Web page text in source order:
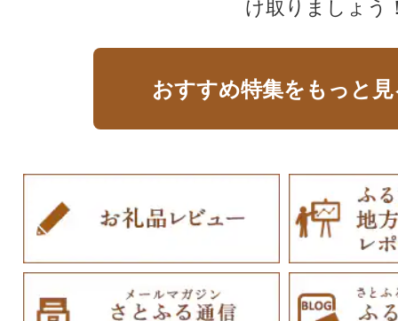
け取りましょう
おすすめ特集をもっと